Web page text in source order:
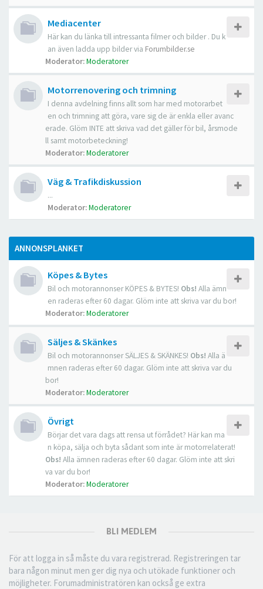
Mediacenter
Här kan du länka till intressanta filmer och bilder . Du k
an även ladda upp bilder via Forumbilder.se
Moderator:Moderatorer
Motorrenovering och trimning
I denna avdelning finns allt som har med motorarbet
en och trimning att göra, vare sig de är enkla eller avanc
erade. Glöm INTE att skriva vad det gäller för bil, årsmode
ll samt motorbeteckning!
Moderator:Moderatorer
Väg & Trafikdiskussion
...
Moderator:Moderatorer
ANNONSPLANKET
Köpes & Bytes
Bil och motorannonser KÖPES & BYTES! Obs! Alla ämn
en raderas efter 60 dagar. Glöm inte att skriva var du bor!
Moderator:Moderatorer
Säljes & Skänkes
Bil och motorannonser SÄLJES & SKÄNKES! Obs! Alla ä
mnen raderas efter 60 dagar. Glöm inte att skriva var du
bor!
Moderator:Moderatorer
Övrigt
Börjar det vara dags att rensa ut förrådet? Här kan ma
n köpa, sälja och byta sådant som inte är motorrelaterat!
Obs! Alla ämnen raderas efter 60 dagar. Glöm inte att skri
va var du bor!
Moderator:Moderatorer
BLI MEDLEM
För att logga in så måste du vara registrerad. Registreringen tar
bara någon minut men ger dig nya och utökade funktioner och
möjligheter. Forumadministratören kan också ge extra